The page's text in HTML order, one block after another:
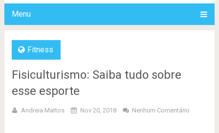
Menu
Fitness
Fisiculturismo: Saiba tudo sobre
esse esporte
Andreia Mattos Nov 20, 2018 Nenhum Comentário